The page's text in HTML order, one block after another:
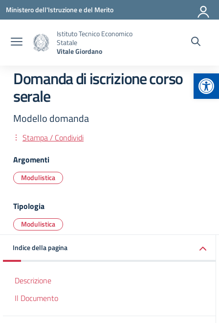
Vai ai contenuti
Vai al menu di navigazione
Vai al footer
Ministero dell'Istruzione e del Merito
Istituto Tecnico Economico
Statale
Vitale Giordano
Domanda di iscrizione corso
serale
Modello domanda
Stampa / Condividi
Argomenti
Modulistica
Tipologia
Modulistica
Indice della pagina
Descrizione
Il Documento